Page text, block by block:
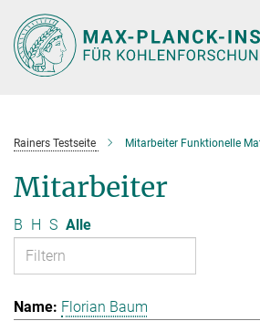
Hauptinhalt
Rainers Testseite Mitarbeiter Funktionelle
Mitarbeiter
B H S Alle
Florian Baum